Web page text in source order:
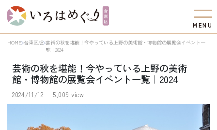
M EN U
HOME 台東区版 芸術の秋を堪能！今やっている上野の美術館・博物館の展覧会イベント一
覧｜2024
芸術の秋を堪能！今やっている上野の美術
館・博物館の展覧会イベント一覧｜2024
2024/11/12 5,009 view